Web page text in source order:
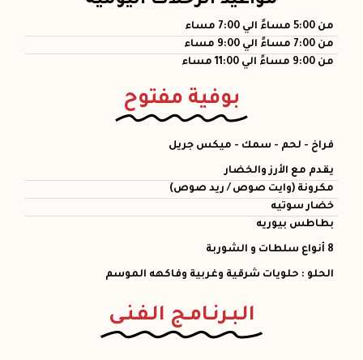
من 5:00 مساءً الي 7:00 مساء
من 7:00 مساءً الي 9:00 مساء
من 9:00 مساءً الي 11:00 مساء
بوفية مفتوح
فراخ - لحم - سمك - ميكس جريل
يقدم مع الأرز والخضار
مكرونة (وايت صوص / ريد صوص)
خضار سوتيه
بطاطس بيوريه
8 أنواع سلطات و الشوربة
الحلو : حلويات شرقية وغربية وفاكهه الموسم
الـبـرنـامـج الـفـنـى